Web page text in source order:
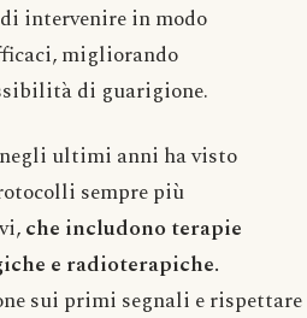
intervenire in modo
migliorando
di guarigione.
ultimi anni ha visto
sempre più
che includono terapie
e radioterapiche.
sui primi segnali e rispettare